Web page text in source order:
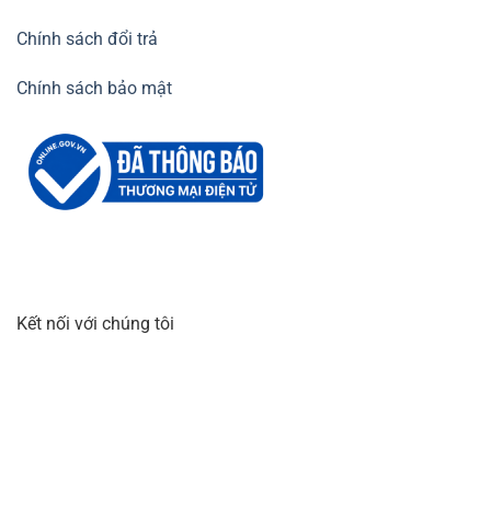
Chính sách đổi trả
Chính sách bảo mật
Kết nối với chúng tôi